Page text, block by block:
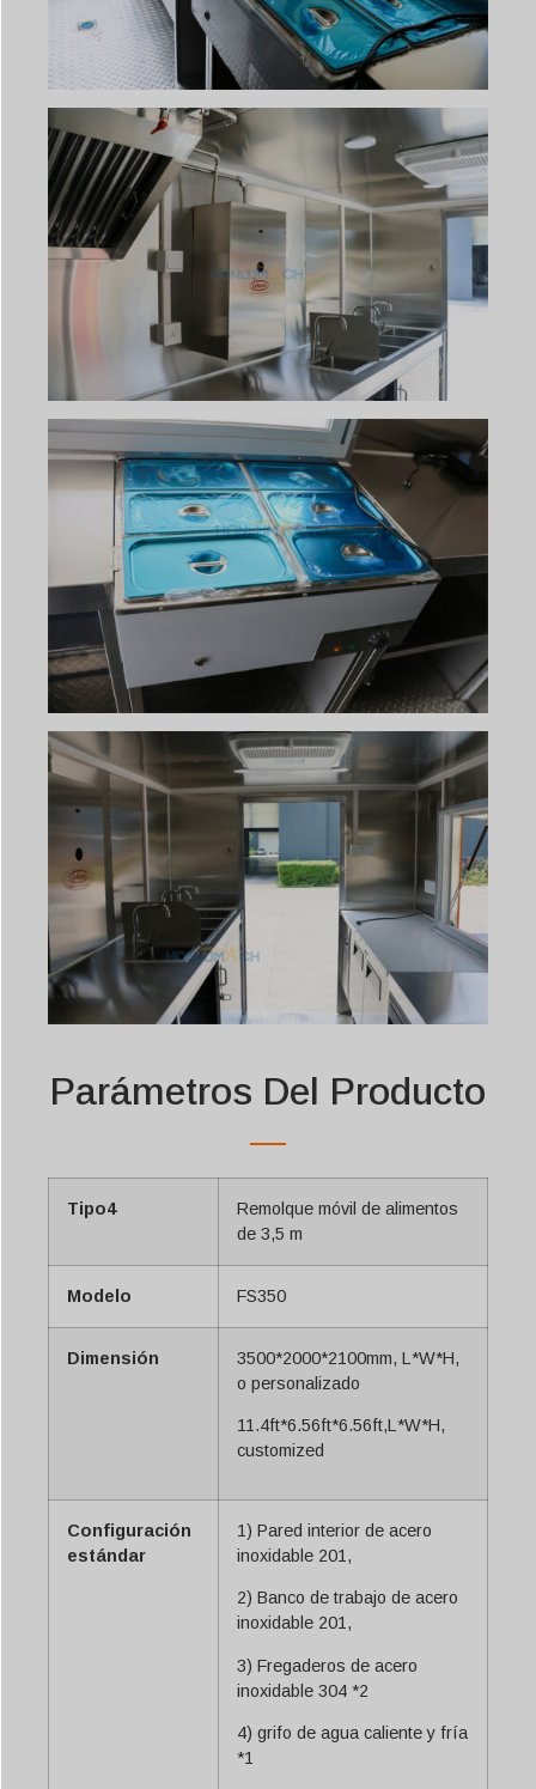
Parámetros Del Producto
Tipo4
Remolque móvil de alimentos
de 3,5 m
Modelo FS350
Dimensión
3500*2000*2100mm, L*W*H,
o personalizado
11.4ft*6.56ft*6.56ft,L*W*H,
customized
Configuración
estándar
1) Pared interior de acero
inoxidable 201,
2) Banco de trabajo de acero
inoxidable 201,
3) Fregaderos de acero
inoxidable 304 *2
4) grifo de agua caliente y fría
*1